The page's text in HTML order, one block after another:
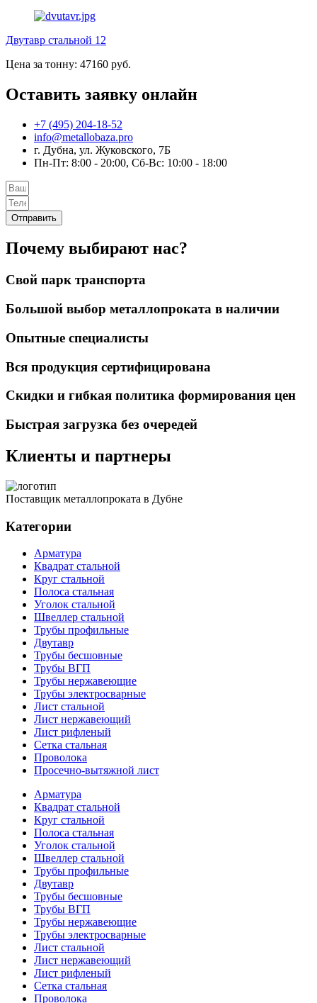
Двутавр стальной 12
Цена за тонну: 47160 руб.
Оставить заявку онлайн
+7 (495) 204-18-52
info@metallobaza.pro
г. Дубна, ул. Жуковского, 7Б
Пн-Пт: 8:00 - 20:00, Сб-Вс: 10:00 - 18:00
Отправить
Почему выбирают нас?
Свой парк транспорта
Большой выбор металлопроката в наличии
Опытные специалисты
Вся продукция сертифицирована
Скидки и гибкая политика формирования цен
Быстрая загрузка без очередей
Клиенты и партнеры
Поставщик металлопроката в Дубне
Категории
Арматура
Квадрат стальной
Круг стальной
Полоса стальная
Уголок стальной
Швеллер стальной
Трубы профильные
Двутавр
Трубы бесшовные
Трубы ВГП
Трубы нержавеющие
Трубы электросварные
Лист стальной
Лист нержавеющий
Лист рифленый
Сетка стальная
Проволока
Просечно-вытяжной лист
Арматура
Квадрат стальной
Круг стальной
Полоса стальная
Уголок стальной
Швеллер стальной
Трубы профильные
Двутавр
Трубы бесшовные
Трубы ВГП
Трубы нержавеющие
Трубы электросварные
Лист стальной
Лист нержавеющий
Лист рифленый
Сетка стальная
Проволока